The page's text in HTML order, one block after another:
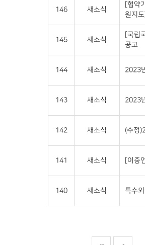
146 새소식
[협약
원지
145 새소식
[국립
공고
144 새소식 2023
143 새소식 2023
142 새소식 (수정
141 새소식 [이중
140 새소식 특수